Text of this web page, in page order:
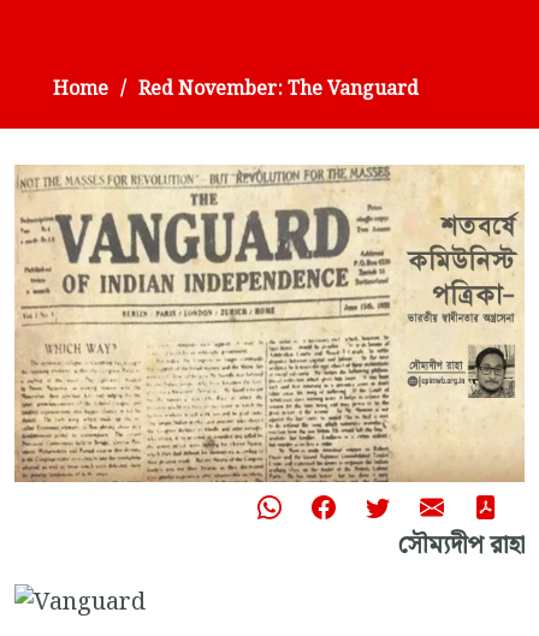
Home Red November: The Vanguard
সৌম‍্যদীপ রাহা